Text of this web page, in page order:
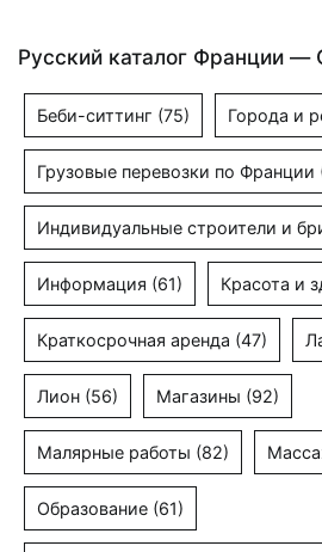
Русский каталог Франции —
Беби-ситтинг (75) Города и
Грузовые перевозки по Франции
Индивидуальные строители и
Информация (61) Красота и
Краткосрочная аренда (47)
Лион (56) Магазины (92)
Малярные работы (82)
Образование (61)